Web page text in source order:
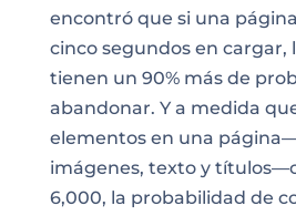
encontró que si una
cinco segundos en cargar,
tienen un 90% más de
abandonar. Y a medida
elementos en una
imágenes, texto y
6,000, la probabilidad de